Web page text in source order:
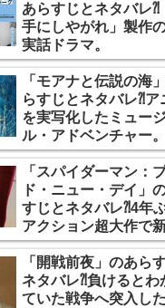
あらすじとネタバレ⁈
手にしやがれ」製作
実話ドラマ。
「モアナと伝説の海
らすじとネタバレ⁈ア
を実写化したミュー
ル・アドベンチャー。
「スパイダーマン：
ド・ニュー・デイ」
すじとネタバレ⁈4年
アクション超大作で
幕。
「開戦前夜」のあら
ネタバレ⁈負けるとわ
ていた戦争へ突入し